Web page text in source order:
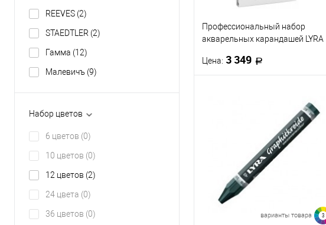
REEVES (2)
STAEDTLER (2)
Гамма (12)
Малевичъ (9)
Набор цветов
6 цветов (0)
10 цветов (0)
12 цветов (2)
24 цвета (0)
36 цветов (0)
4B 3B
Посмотреть все варианты
Профессиональный набор
акварельных карандашей LYRA
Цена: 3 349
К сравнению
В наличии
варианты товара 3